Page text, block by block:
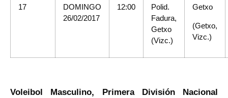
17
DOMINGO
26/02/2017
12:00
Polid.
Fadura,
Getxo
(Vizc.)
Getxo
(Getxo,
Vizc.)
Voleibol Masculino, Primera División Nacional